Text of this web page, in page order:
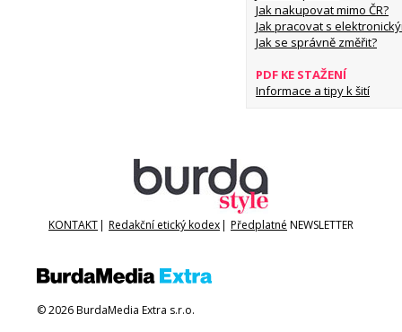
Jak nakupovat mimo ČR?
Jak pracovat s
Jak se správně změřit?
PDF KE STAŽENÍ
Informace a tipy k šití
KONTAKT| Redakční etický kodex| Předplatné NEWSLETTER
© 2026 BurdaMedia Extra s.r.o.